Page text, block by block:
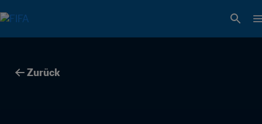
Zurück